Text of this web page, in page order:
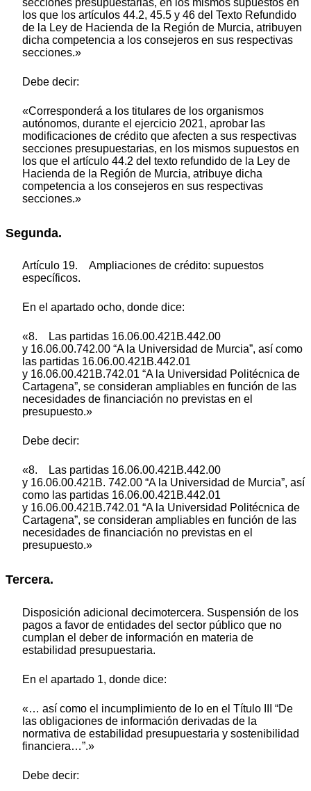
los que los artículos 44.2, 45.5 y 46 del Texto Refundido
de la Ley de Hacienda de la Región de Murcia, atribuyen
dicha competencia a los consejeros en sus respectivas
secciones.»
Debe decir:
«Corresponderá a los titulares de los organismos
autónomos, durante el ejercicio 2021, aprobar las
modificaciones de crédito que afecten a sus respectivas
secciones presupuestarias, en los mismos supuestos en
los que el artículo 44.2 del texto refundido de la Ley de
Hacienda de la Región de Murcia, atribuye dicha
competencia a los consejeros en sus respectivas
secciones.»
Segunda.
Artículo 19. Ampliaciones de crédito: supuestos
específicos.
En el apartado ocho, donde dice:
«8. Las partidas 16.06.00.421B.442.00
y 16.06.00.742.00 “A la Universidad de Murcia”, así como
las partidas 16.06.00.421B.442.01
y 16.06.00.421B.742.01 “A la Universidad Politécnica de
Cartagena”, se consideran ampliables en función de las
necesidades de financiación no previstas en el
presupuesto.»
Debe decir:
«8. Las partidas 16.06.00.421B.442.00
y 16.06.00.421B. 742.00 “A la Universidad de Murcia”, así
como las partidas 16.06.00.421B.442.01
y 16.06.00.421B.742.01 “A la Universidad Politécnica de
Cartagena”, se consideran ampliables en función de las
necesidades de financiación no previstas en el
presupuesto.»
Tercera.
Disposición adicional decimotercera. Suspensión de los
pagos a favor de entidades del sector público que no
cumplan el deber de información en materia de
estabilidad presupuestaria.
En el apartado 1, donde dice:
«… así como el incumplimiento de lo en el Título III “De
las obligaciones de información derivadas de la
normativa de estabilidad presupuestaria y sostenibilidad
financiera…”.»
Debe decir: